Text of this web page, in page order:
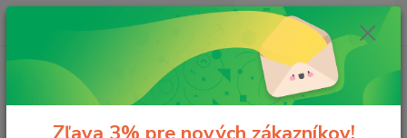
Hľadať
ks
za 0,00 EUR